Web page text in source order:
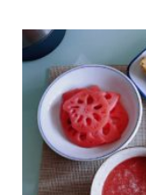
o
o
k
o
n